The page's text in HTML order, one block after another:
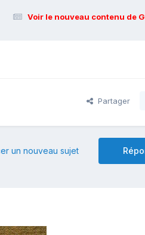
Voir le nouveau contenu de
Partager
un nouveau sujet